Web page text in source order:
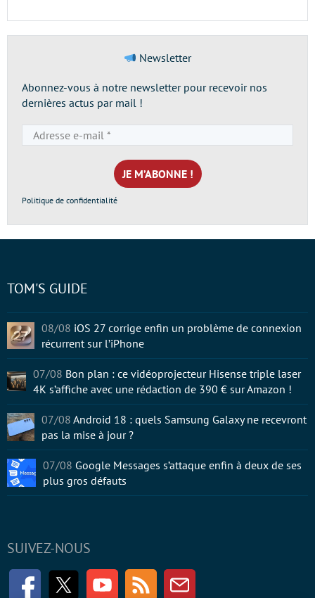
Newsletter
Abonnez-vous à notre newsletter pour recevoir nos
dernières actus par mail !
e-
mail
*
Politique de confidentialité
SUIVEZ-NOUS
FacebookTwitter Youtube RSS Newsletter
TOM'S GUIDE
08/08 iOS 27 corrige enfin un problème de connexion
récurrent sur l’iPhone
07/08 Bon plan : ce vidéoprojecteur Hisense triple laser
4K s’affiche avec une rédaction de 390 € sur Amazon !
07/08 Android 18 : quels Samsung Galaxy ne recevront
pas la mise à jour ?
07/08 Google Messages s’attaque enfin à deux de ses
plus gros défauts